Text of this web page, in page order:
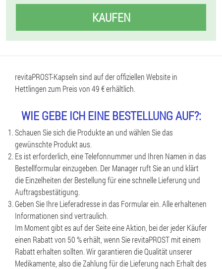
KAUFEN
revitaPROST-Kapseln sind auf der offiziellen Website in
Hettlingen zum Preis von 49 € erhältlich.
WIE GEBE ICH EINE BESTELLUNG AUF?:
Schauen Sie sich die Produkte an und wählen Sie das
gewünschte Produkt aus.
Es ist erforderlich, eine Telefonnummer und Ihren Namen in das
Bestellformular einzugeben. Der Manager ruft Sie an und klärt
die Einzelheiten der Bestellung für eine schnelle Lieferung und
Auftragsbestätigung.
Geben Sie Ihre Lieferadresse in das Formular ein. Alle erhaltenen
Informationen sind vertraulich.
Im Moment gibt es auf der Seite eine Aktion, bei der jeder Käufer
einen Rabatt von 50 % erhält, wenn Sie revitaPROST mit einem
Rabatt erhalten sollten. Wir garantieren die Qualität unserer
Medikamente, also die Zahlung für die Lieferung nach Erhalt des